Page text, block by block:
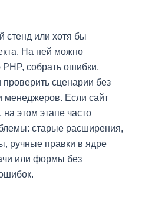
стенд или хотя бы
На ней можно
собрать ошибки,
сценарии без
менеджеров. Если сайт
этом этапе часто
старые расширения,
ручные правки в ядре
или формы без